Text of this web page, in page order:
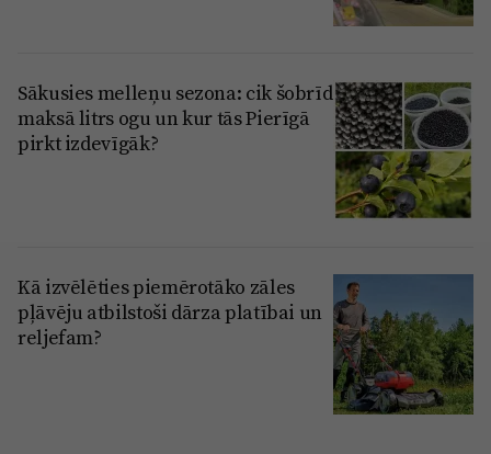
Sākusies melleņu sezona: cik šobrīd
maksā litrs ogu un kur tās Pierīgā
pirkt izdevīgāk?
Kā izvēlēties piemērotāko zāles
pļāvēju atbilstoši dārza platībai un
reljefam?